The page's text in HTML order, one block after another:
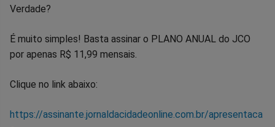
Verdade?
É muito simples! Basta assinar o PLANO ANUAL do JCO
por apenas R$ 11,99 mensais.
Clique no link abaixo:
https://assinante.jornaldacidadeonline.com.br/apresentaca